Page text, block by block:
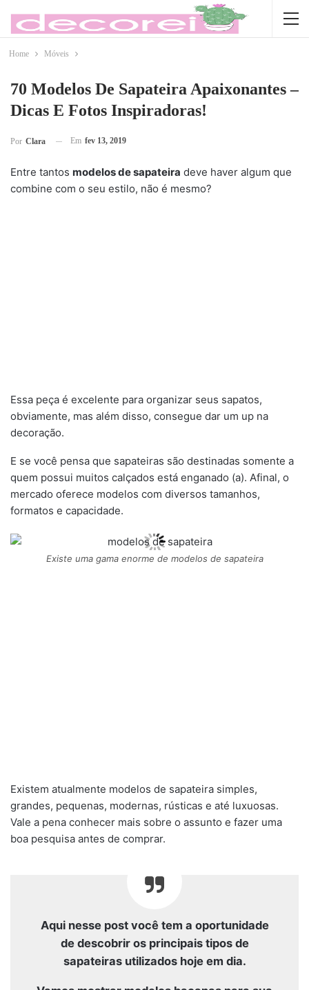
Home Móveis
70 Modelos De Sapateira Apaixonantes –
Dicas E Fotos Inspiradoras!
Por Clara Em fev 13, 2019
Entre tantos modelos de sapateira deve haver algum que
combine com o seu estilo, não é mesmo?
Essa peça é excelente para organizar seus sapatos,
obviamente, mas além disso, consegue dar um up na
decoração.
E se você pensa que sapateiras são destinadas somente a
quem possui muitos calçados está enganado (a). Afinal, o
mercado oferece modelos com diversos tamanhos,
formatos e capacidade.
Existe uma gama enorme de modelos de sapateira
Existem atualmente modelos de sapateira simples,
grandes, pequenas, modernas, rústicas e até luxuosas.
Vale a pena conhecer mais sobre o assunto e fazer uma
boa pesquisa antes de comprar.
Aqui nesse post você tem a oportunidade
de descobrir os principais tipos de
sapateiras utilizados hoje em dia.